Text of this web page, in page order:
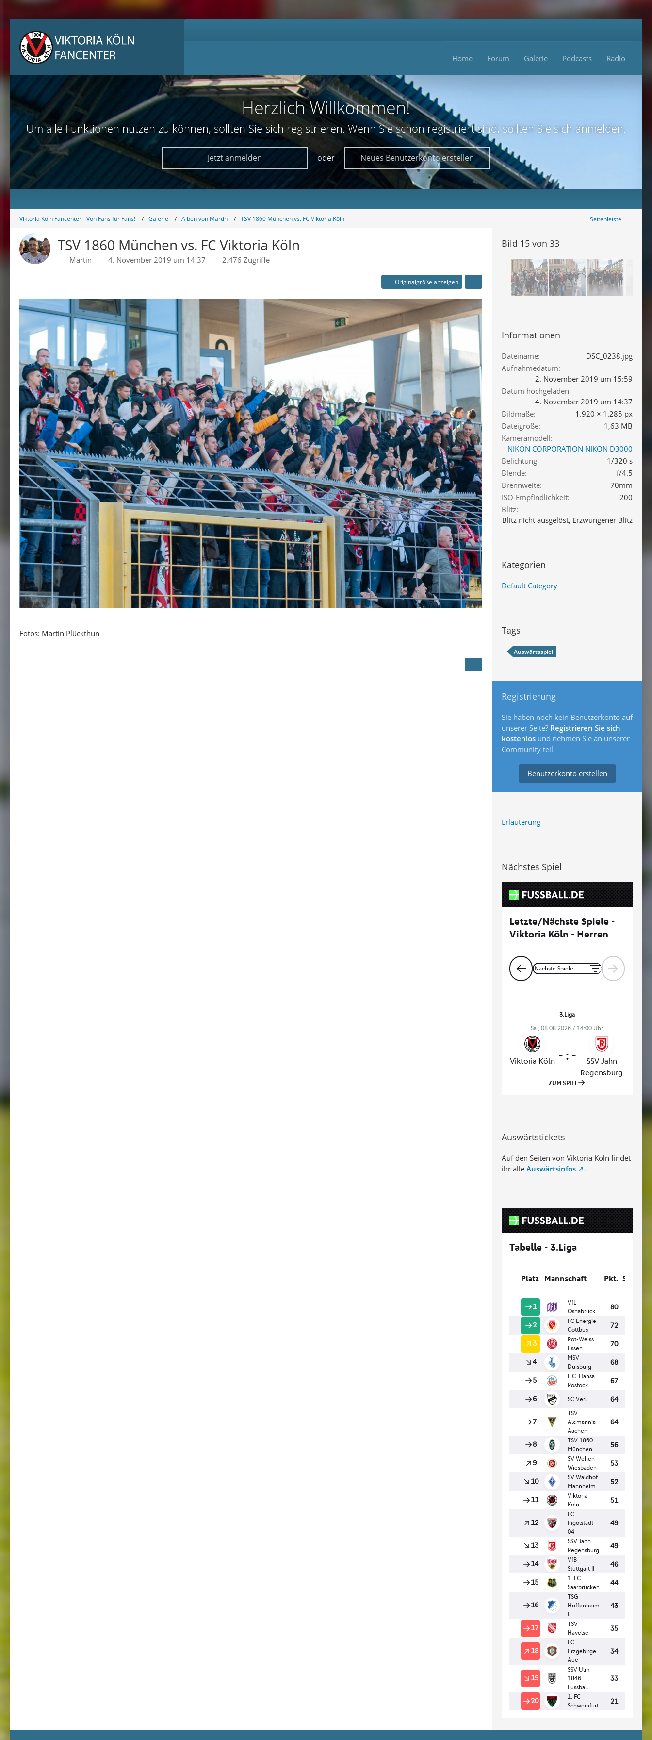
Home Forum Galerie Podcasts Radio
Herzlich Willkommen!
Um alle Funktionen nutzen zu können, sollten Sie sich registrieren. Wenn Sie schon registriert sind, sollten Sie sich anmelden.
Jetzt anmelden oder Neues Benutzerkonto erstellen
Viktoria Köln Fancenter - Von Fans für Fans! Galerie Alben von Martin TSV 1860 München vs. FC Viktoria Köln Seitenleiste
TSV 1860 München vs. FC Viktoria Köln
Martin 4. November 2019 um 14:37 2.476 Zugriffe
Originalgröße anzeigen
Fotos: Martin Plückthun
Bild 15 von 33
Informationen
Dateiname
DSC_0238.jpg
Aufnahmedatum
2. November 2019 um 15:59
Datum hochgeladen
4. November 2019 um 14:37
Bildmaße
1.920 × 1.285 px
Dateigröße
1,63 MB
Kameramodell
NIKON CORPORATION NIKON D3000
Belichtung
1/320 s
Blende
f/4.5
Brennweite
70mm
ISO-Empfindlichkeit
200
Blitz
Blitz nicht ausgelöst, Erzwungener Blitz
Kategorien
Default Category
Tags
Auswärtsspiel
Registrierung
Sie haben noch kein Benutzerkonto auf
unserer Seite? Registrieren Sie sich
kostenlos und nehmen Sie an unserer
Community teil!
Benutzerkonto erstellen
Erläuterung
Nächstes Spiel
Auswärtstickets
Auf den Seiten von Viktoria Köln findet
ihr alle Auswärtsinfos .